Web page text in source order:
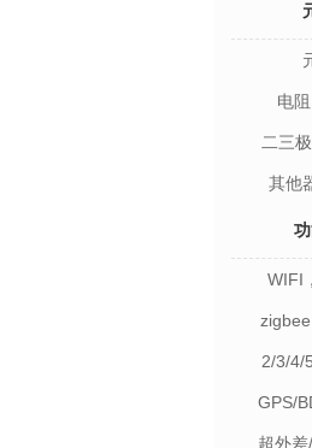
电
二三
其他
WIFI
2/3/4/
GPS/
超外